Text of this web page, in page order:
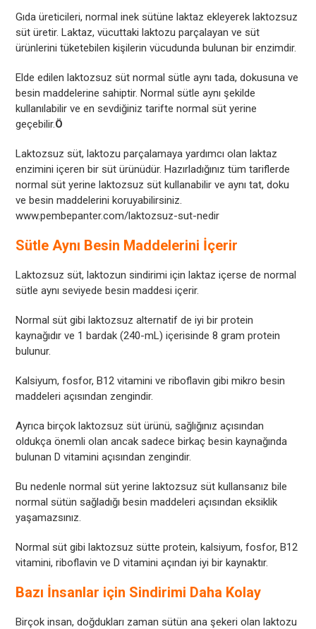
Gıda üreticileri, normal inek sütüne laktaz ekleyerek laktozsuz
süt üretir. Laktaz, vücuttaki laktozu parçalayan ve süt
ürünlerini tüketebilen kişilerin vücudunda bulunan bir enzimdir.
Elde edilen laktozsuz süt normal sütle aynı tada, dokusuna ve
besin maddelerine sahiptir. Normal sütle aynı şekilde
kullanılabilir ve en sevdiğiniz tarifte normal süt yerine
geçebilir.Ö
Laktozsuz süt, laktozu parçalamaya yardımcı olan laktaz
enzimini içeren bir süt ürünüdür. Hazırladığınız tüm tariflerde
normal süt yerine laktozsuz süt kullanabilir ve aynı tat, doku
ve besin maddelerini koruyabilirsiniz.
www.pembepanter.com/laktozsuz-sut-nedir
Sütle Aynı Besin Maddelerini İçerir
Laktozsuz süt, laktozun sindirimi için laktaz içerse de normal
sütle aynı seviyede besin maddesi içerir.
Normal süt gibi laktozsuz alternatif de iyi bir protein
kaynağıdır ve 1 bardak (240-mL) içerisinde 8 gram protein
bulunur.
Kalsiyum, fosfor, B12 vitamini ve riboflavin gibi mikro besin
maddeleri açısından zengindir.
Ayrıca birçok laktozsuz süt ürünü, sağlığınız açısından
oldukça önemli olan ancak sadece birkaç besin kaynağında
bulunan D vitamini açısından zengindir.
Bu nedenle normal süt yerine laktozsuz süt kullansanız bile
normal sütün sağladığı besin maddeleri açısından eksiklik
yaşamazsınız.
Normal süt gibi laktozsuz sütte protein, kalsiyum, fosfor, B12
vitamini, riboflavin ve D vitamini açından iyi bir kaynaktır.
Bazı İnsanlar için Sindirimi Daha Kolay
Birçok insan, doğdukları zaman sütün ana şekeri olan laktozu